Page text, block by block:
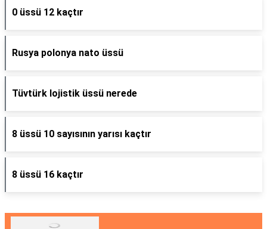
0 üssü 12 kaçtır
Rusya polonya nato üssü
Tüvtürk lojistik üssü nerede
8 üssü 10 sayısının yarısı kaçtır
8 üssü 16 kaçtır